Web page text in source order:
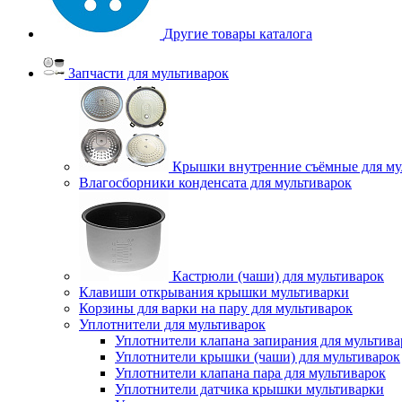
Другие товары каталога
Запчасти для мультиварок
Крышки внутренние съёмные для
Влагосборники конденсата для мультиварок
Кастрюли (чаши) для мультиварок
Клавиши открывания крышки мультиварки
Корзины для варки на пару для мультиварок
Уплотнители для мультиварок
Уплотнители клапана запирания для
Уплотнители крышки (чаши) для мультиварок
Уплотнители клапана пара для мультиварок
Уплотнители датчика крышки мультиварки